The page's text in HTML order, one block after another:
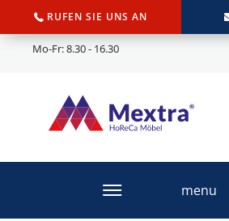
RUFEN SIE UNS AN
Mo-Fr: 8.30 - 16.30
menu